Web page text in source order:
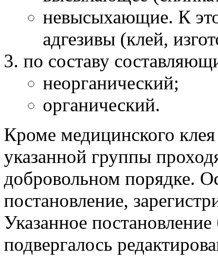
невысыхающие. К
адгезивы (клей,
по составу
неорганический;
органический.
Кроме медицинского
указанной группы
добровольном порядке.
постановление,
Указанное
подвергалось